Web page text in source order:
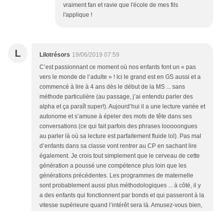
vraiment fan et ravie que l'école de mes fils
l'applique !
L Lilotrésors 19/06/2019 07:59
C’est passionnant ce moment où nos enfants font un « pas
vers le monde de l’adulte » ! Ici le grand est en GS aussi et a
commencé à lire à 4 ans dès le début de la MS ... sans
méthode particulière (au passage, j’ai entendu parler des
alpha et ça paraît super!). Aujourd’hui il a une lecture variée et
autonome et s’amuse à épeler des mots de tête dans ses
conversations (ce qui fait parfois des phrases looooongues
au parler là où sa lecture est parfaitement fluide lol). Pas mal
d’enfants dans sa classe vont rentrer au CP en sachant lire
également. Je crois tout simplement que le cerveau de cette
génération a poussé une compétence plus loin que les
générations précédentes. Les programmes de maternelle
sont probablement aussi plus méthodologiques ... à côté, il y
a des enfants qui fonctionnent par bonds et qui passeront à la
vitesse supérieure quand l’intérêt sera là. Amusez-vous bien,